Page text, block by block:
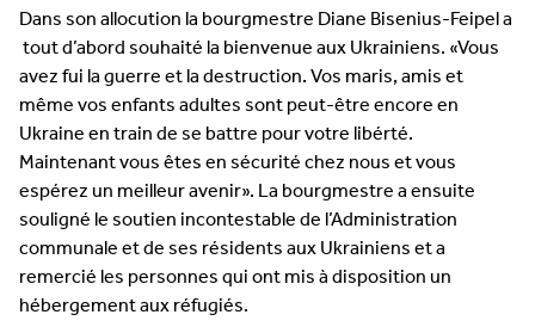
Dans son allocution la bourgmestre Diane Bisenius-Feipel a
tout d’abord souhaité la bienvenue aux Ukrainiens. «Vous
avez fui la guerre et la destruction. Vos maris, amis et
même vos enfants adultes sont peut-être encore en
Ukraine en train de se battre pour votre libérté.
Maintenant vous êtes en sécurité chez nous et vous
espérez un meilleur avenir». La bourgmestre a ensuite
souligné le soutien incontestable de l’Administration
communale et de ses résidents aux Ukrainiens et a
remercié les personnes qui ont mis à disposition un
hébergement aux réfugiés.